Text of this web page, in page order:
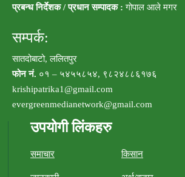
प्रबन्ध निर्देशक / प्रधान सम्पादक : गोपाल आले मगर
सम्पर्क:
सातदोबाटो, ललितपुर
फोन नं. ०१ – ५४५५८५४, ९८२४८८६१७६
krishipatrika1@gmail.com
evergreenmedianetwork@gmail.com
उपयोगी लिंकहरु
समाचार किसान